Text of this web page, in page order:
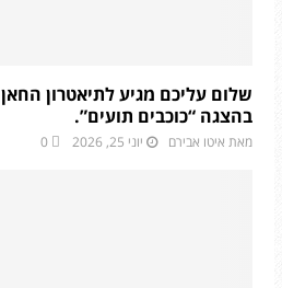
שלום עליכם מגיע לתיאטרון החאן
בהצגה “כוכבים תועים”.
מאת איטו אבירם יוני 25, 2026 0